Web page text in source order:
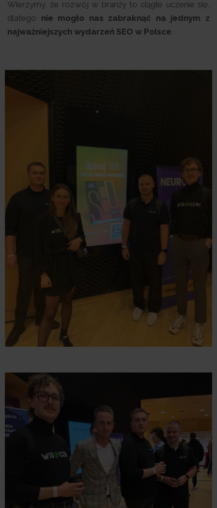
Wierzymy, że rozwój w branży to ciągłe uczenie się,
dlatego nie mogło nas zabraknąć na jednym z
najważniejszych wydarzeń SEO w Polsce.